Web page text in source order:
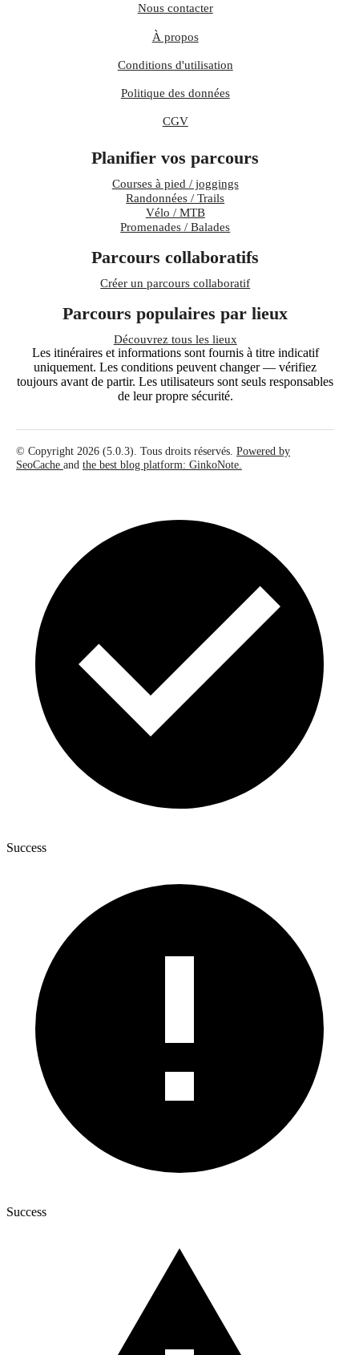
Nous contacter
À propos
Conditions d'utilisation
Politique des données
CGV
Planifier vos parcours
Courses à pied / joggings
Randonnées / Trails
Vélo / MTB
Promenades / Balades
Parcours collaboratifs
Créer un parcours collaboratif
Parcours populaires par lieux
Découvrez tous les lieux
Les itinéraires et informations sont fournis à titre indicatif
uniquement. Les conditions peuvent changer — vérifiez
toujours avant de partir. Les utilisateurs sont seuls responsables
de leur propre sécurité.
© Copyright 2026 (5.0.3). Tous droits réservés. Powered by
SeoCache and the best blog platform: GinkoNote.
Success
Success